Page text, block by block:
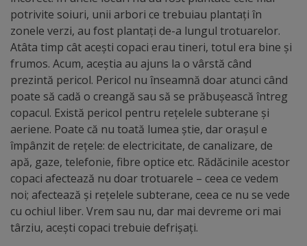
titlului
„Merite
pentru
Ungheni”
Diplome
de
Excelență
Ungheniul
turistic
potrivite soiuri, unii arbori ce trebuiau plantați în
zonele verzi, au fost plantați de-a lungul trotuarelor.
Atâta timp cât acești copaci erau tineri, totul era bine și
frumos. Acum, aceștia au ajuns la o vârstă când
prezintă pericol. Pericol nu înseamnă doar atunci când
poate să cadă o creangă sau să se prăbușească întreg
copacul. Există pericol pentru rețelele subterane și
aeriene. Poate că nu toată lumea știe, dar orașul e
împânzit de rețele: de electricitate, de canalizare, de
apă, gaze, telefonie, fibre optice etc. Rădăcinile acestor
copaci afectează nu doar trotuarele – ceea ce vedem
noi; afectează și rețelele subterane, ceea ce nu se vede
cu ochiul liber. Vrem sau nu, dar mai devreme ori mai
târziu, acești copaci trebuie defrișați.